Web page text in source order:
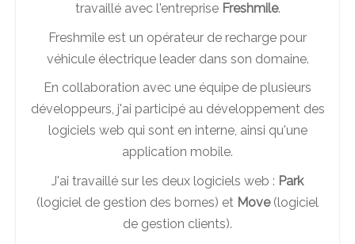
travaillé avec l'entreprise Freshmile.
Freshmile est un opérateur de recharge pour
véhicule électrique leader dans son domaine.
En collaboration avec une équipe de plusieurs
développeurs, j'ai participé au développement des
logiciels web qui sont en interne, ainsi qu'une
application mobile.
J'ai travaillé sur les deux logiciels web : Park
(logiciel de gestion des bornes) et Move(logiciel
de gestion clients).